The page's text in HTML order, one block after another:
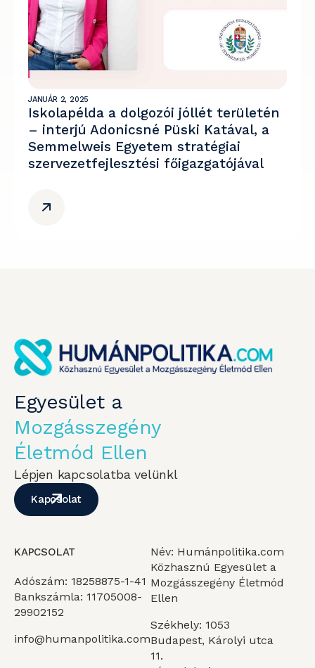
JANUÁR 2, 2025
Iskolapélda a dolgozói jóllét területén
– interjú Adonicsné Püski Katával, a
Semmelweis Egyetem stratégiai
szervezetfejlesztési főigazgatójával
Egyesület a
Mozgásszegény
Életmód Ellen
Lépjen kapcsolatba velünkl
Kapcsolat
KAPCSOLAT
Adószám: 18258875-1-41
Bankszámla: 11705008-
29902152
info@humanpolitika.com
Név: Humánpolitika.com
Közhasznú Egyesület a
Mozgásszegény Életmód
Ellen
Székhely: 1053
Budapest, Károlyi utca
11.